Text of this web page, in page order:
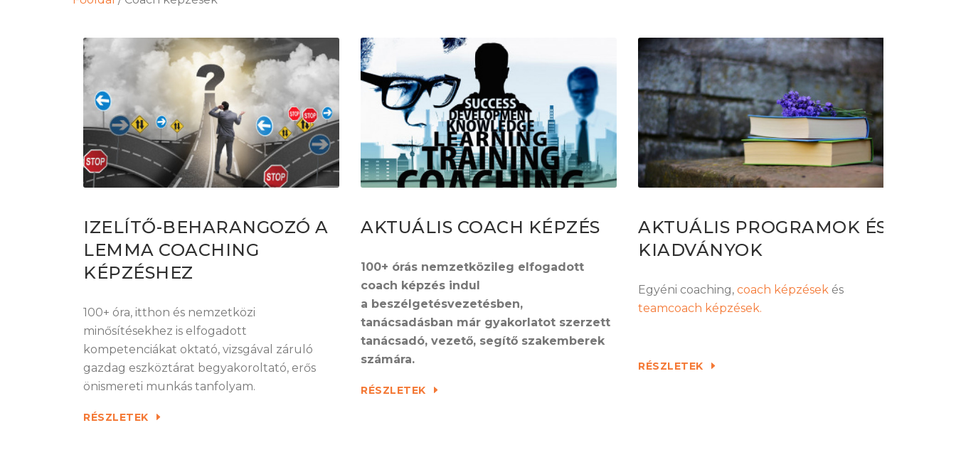
IZELÍTŐ-BEHARANGOZÓ A
LEMMA COACHING
KÉPZÉSHEZ
100+ óra, itthon és nemzetközi
minősítésekhez is elfogadott
kompetenciákat oktató, vizsgával záruló
gazdag eszköztárat begyakoroltató, erős
önismereti munkás tanfolyam.
RÉSZLETEK
AKTUÁLIS COACH KÉPZÉS
100+ órás nemzetközileg elfogadott
coach képzés indul
a beszélgetésvezetésben,
tanácsadásban már gyakorlatot szerzett
tanácsadó, vezető, segítő szakemberek
számára.
RÉSZLETEK
AKTUÁLIS PROGRAMOK ÉS
KIADVÁNYOK
Egyéni coaching, coach képzések és
teamcoach képzések.
RÉSZLETEK